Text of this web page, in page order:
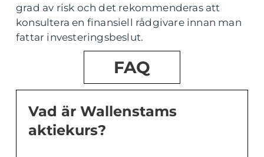
grad av risk och det rekommenderas att
konsultera en finansiell rådgivare innan man
fattar investeringsbeslut.
FAQ
Vad är Wallenstams
aktiekurs?